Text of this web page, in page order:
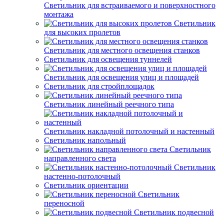
Светильник для встраиваемого и поверхностного
монтажа
Светильник
для высоких пролетов
Светильник для местного освещения станков
Светильник для освещения туннелей
Светильник для освещения улиц и площадей
Светильник для стройплощадок
Светильник линейный реечного типа
Светильник накладной потолочный и настенный
Светильник напольный
Светильник
направленного света
Светильник
настенно-потолочный
Светильник ориентации
Светильник
переносной
Светильник подвесной